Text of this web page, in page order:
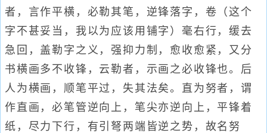
者，言作平横，必勒其笔，逆锋落字，卷（这个
字不甚妥当，我以为应该用铺字）毫右行，缓去
急回，盖勒字之义，强抑力制，愈收愈紧，又分
书横画多不收锋，云勒者，示画之必收锋也。后
人为横画，顺笔平过，失其法矣。直为努者，谓
作直画，必笔管逆向上，笔尖亦逆向上，平锋着
纸，尽力下行，有引弩两端皆逆之势，故名努